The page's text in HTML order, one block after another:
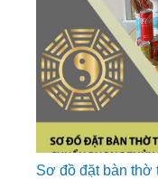
Sơ đồ đặt bàn thờ